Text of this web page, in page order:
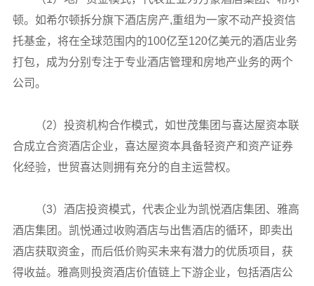
顿。如希尔顿拆分旗下酒店房产,重组为一家不动产投资信
托基金，将在全球范围内的100亿至120亿美元的酒店业务
打包，成为分别专注于专业酒店管理和房地产业务的两个
公司。
（2）投资机构合作模式，如世茂集团与喜达屋资本联
合成立合资酒店企业，喜达屋资本具备轻资产和资产证券
化经验，世贸喜达则拥有充分的自主运营权。
（3）酒店投资模式，代表企业为凯悦酒店集团、雅高
酒店集团。凯悦通过收购酒店与出售酒店的循环，即卖出
酒店获取资金，而后低价购买未来有潜力的优质项目，获
得收益。雅高则投资酒店价值链上下游企业，包括酒店公